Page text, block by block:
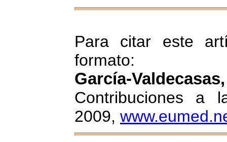
Para citar este
formato:
García-
Contribuciones a
2009,